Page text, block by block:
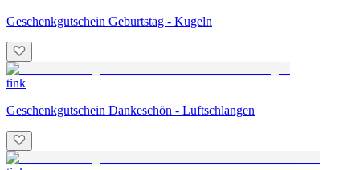
Geschenkgutschein Geburtstag - Kugeln
tink
Geschenkgutschein Dankeschön - Luftschlangen